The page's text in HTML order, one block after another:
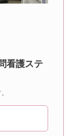
看護ステ